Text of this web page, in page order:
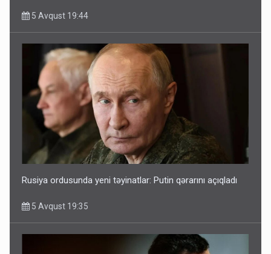
5 Avqust 19:44
Rusiya ordusunda yeni təyinatlar: Putin qərarını açıqladı
5 Avqust 19:35